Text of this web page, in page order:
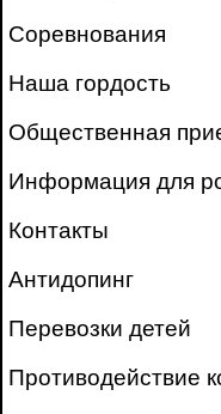
Соревнования
Наша гордость
Общественная
Информация для
Контакты
Антидопинг
Перевозки детей
Противодействие